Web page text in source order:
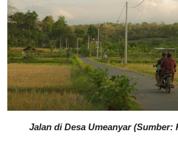
Jalan di Desa Umeanyar (Sumber: